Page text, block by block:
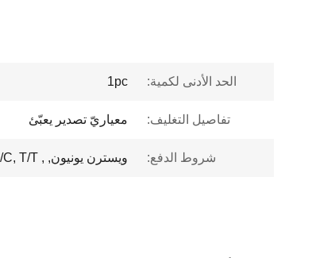
الحد الأدنى لكمية: 1pc
تفاصيل التغليف: معياريّ تصدير يعبّئ
شروط الدفع: ويسترن يونيون, , L/C, T/T